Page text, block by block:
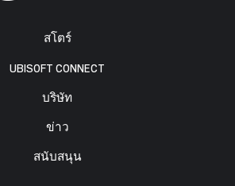
สโตร์
UBISOFT CONNECT
บริษัท
ข่าว
สนับสนุน